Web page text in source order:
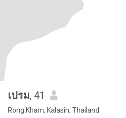
เปรม, 41
Rong Kham, Kalasin, Thailand